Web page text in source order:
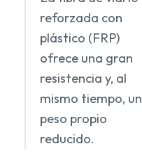
reforzada con
plástico (FRP)
ofrece una gran
resistencia y, al
mismo tiempo, un
peso propio
reducido.